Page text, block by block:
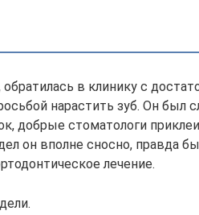
в клинику с
нарастить зуб. Он был
добрые стоматологи
он вполне сносно, правда
лечение.